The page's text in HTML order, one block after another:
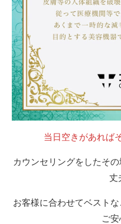
当日空きがあれば
カウンセリングをしたそ
丈
お客様に合わせてベスト
ご